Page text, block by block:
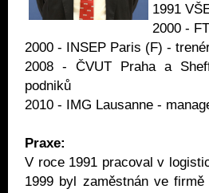
1991
2000 -
2000 - INSEP Paris (F) -
2008 - ČVUT Praha a
podniků
2010 - IMG Lausanne -
Praxe:
V roce 1991 pracoval v
1999 byl zaměstnán ve